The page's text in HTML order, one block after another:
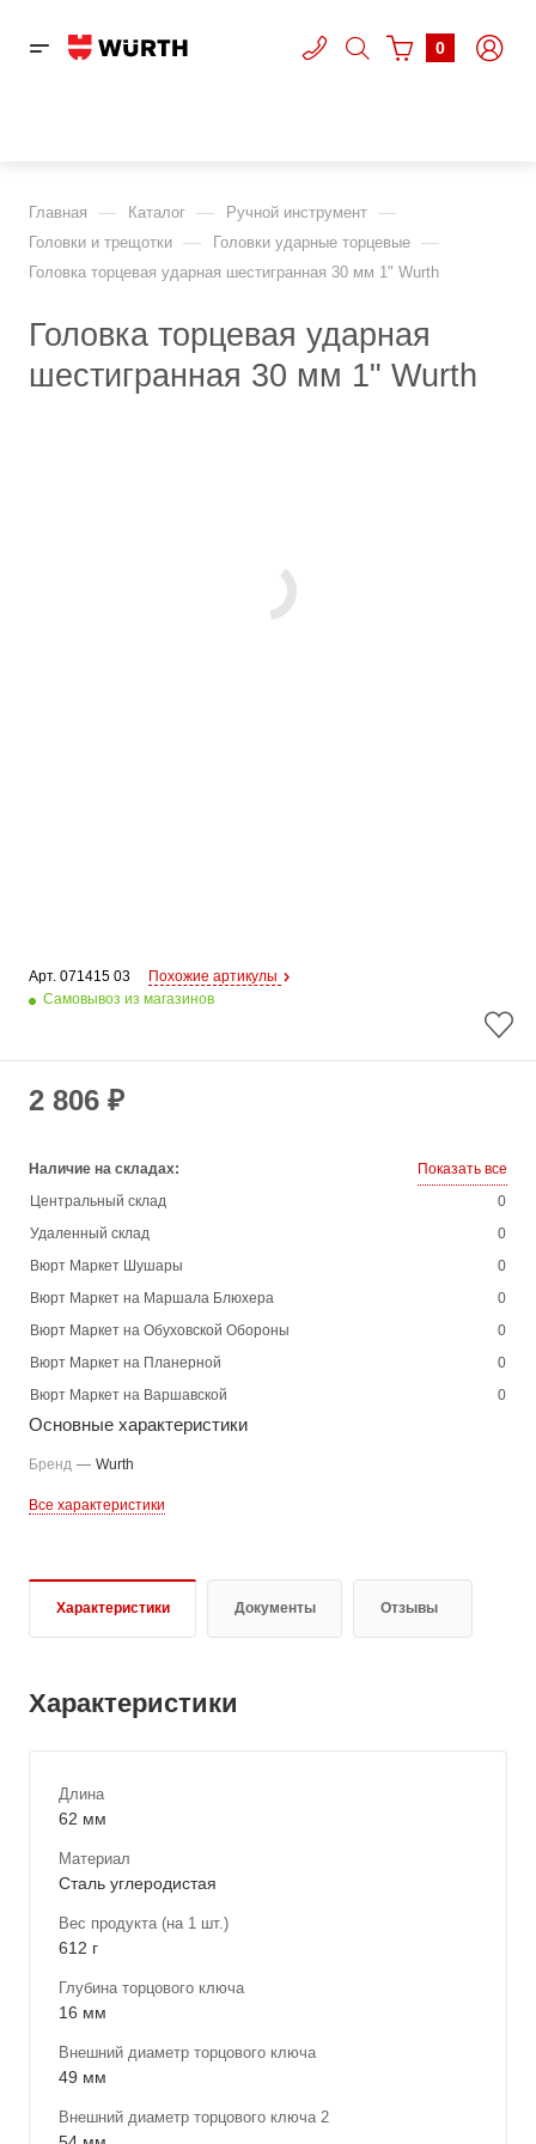
0
Главная — Каталог — Ручной инструмент —
Головки и трещотки — Головки ударные торцевые —
Головка торцевая ударная шестигранная 30 мм 1" Wurth
Головка торцевая ударная
шестигранная 30 мм 1" Wurth
Арт. 071415 03
Похожие артикулы
Самовывоз из магазинов
2 806 ₽
Наличие на складах:
Показать все
Центральный склад
0
Удаленный склад
0
Вюрт Маркет Шушары
0
Вюрт Маркет на Маршала Блюхера
0
Вюрт Маркет на Обуховской Обороны
0
Вюрт Маркет на Планерной
0
Вюрт Маркет на Варшавской
0
Основные характеристики
Бренд — Wurth
Все характеристики
Характеристики Документы Отзывы
Характеристики
Длина
62 мм
Материал
Сталь углеродистая
Вес продукта (на 1 шт.)
612 г
Глубина торцового ключа
16 мм
Внешний диаметр торцового ключа
49 мм
Внешний диаметр торцового ключа 2